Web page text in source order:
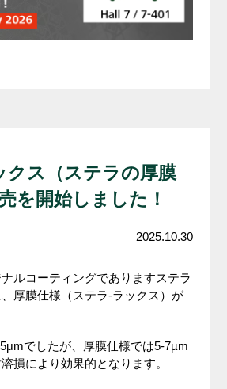
クス（ステラの厚膜
を開始しました！
2025.10.30
ルコーティングでありますステラ
厚膜仕様（ステラ-ラックス）が
でしたが、厚膜仕様では5-7µm
損により効果的となります。